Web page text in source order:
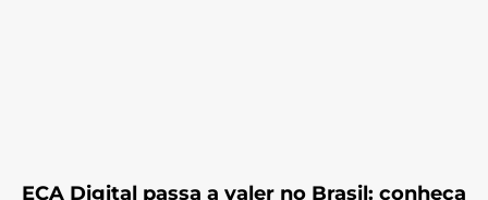
ECA Digital passa a valer no Brasil: conheça